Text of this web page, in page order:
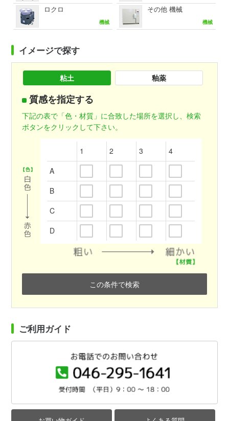
ロクロ
機械
その他 機械
機械
イメージで探す
粘土 釉薬
質感を指定する
下記の表で「色・材質」に合致した場所を選択し、検索
ボタンをクリックして下さい。
1 2 3
4
A
B
C
D
この条件で検索
ご利用ガイド